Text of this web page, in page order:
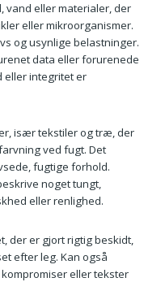
vand eller materialer, der
eller mikroorganismer.
og usynlige belastninger.
data eller forurenede
eller integritet er
især tekstiler og træ, der
ved fugt. Det
fugtige forhold.
noget tungt,
eller renlighed.
der er gjort rigtig beskidt,
efter leg. Kan også
eller tekster